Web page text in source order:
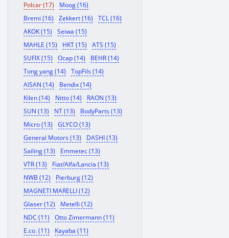
Polcar (17)
Moog (16)
Bremi (16)
Zekkert (16)
TCL (16)
AKOK (15)
Seiwa (15)
MAHLE (15)
HKT (15)
ATS (15)
SUFIX (15)
Ocap (14)
BEHR (14)
Tong yang (14)
TopFils (14)
AISAN (14)
Bendix (14)
Kilen (14)
Nitto (14)
RAON (13)
SUN (13)
NT (13)
BodyParts (13)
Micro (13)
GLYCO (13)
General Motors (13)
DASHI (13)
Sailing (13)
Emmetec (13)
VTR (13)
Fiat/Alfa/Lancia (13)
NWB (12)
Pierburg (12)
MAGNETI MARELLI (12)
Glaser (12)
Metelli (12)
NDC (11)
Otto Zimermann (11)
E.co. (11)
Kayaba (11)